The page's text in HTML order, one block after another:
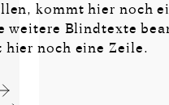
kommt hier noch
weitere Blindtexte
noch eine Zeile.